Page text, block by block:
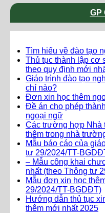
GP
Tìm hiểu về đào tạo
Thủ tục thành lập cơ
theo quy định mới
Giáo trình đào tạo
chí nào?
Đơn xin học thêm
Đề án cho phép
ngoại ngữ
Các trường hợp
thêm trong nhà
Mẫu báo cáo của
tư 29/2024/TT-
– Mẫu công khai
nhất (theo Thông tư
Mẫu đơn xin học
29/2024/TT-BGDĐT)
Hướng dẫn thủ tục
thêm mới nhất 2025